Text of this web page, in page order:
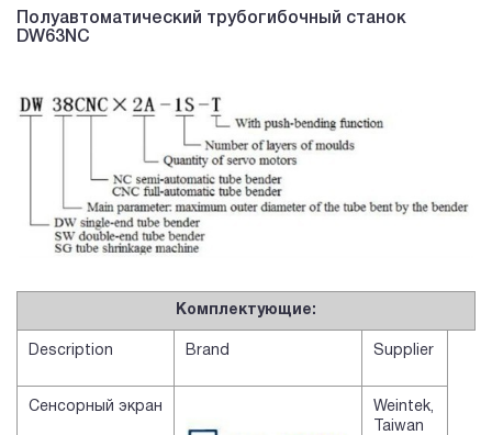
Полуавтоматический трубогибочный станок
DW63NC
Комплектующие:
Description Brand Supplier
Сенсорный экран
Weintek,
Taiwan